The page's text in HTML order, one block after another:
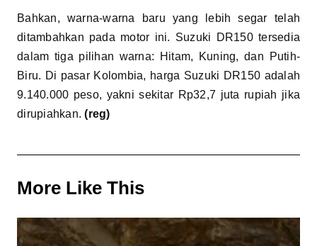
Bahkan, warna-warna baru yang lebih segar telah
ditambahkan pada motor ini. Suzuki DR150 tersedia
dalam tiga pilihan warna: Hitam, Kuning, dan Putih-
Biru. Di pasar Kolombia, harga Suzuki DR150 adalah
9.140.000 peso, yakni sekitar Rp32,7 juta rupiah jika
dirupiahkan.(reg)
More Like This